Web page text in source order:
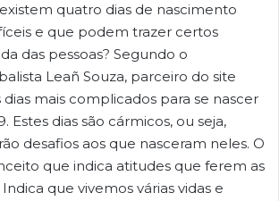
quatro dias de nascimento
e que podem trazer certos
das pessoas? Segundo o
Leañ Souza, parceiro do site
dias mais complicados para se nascer
Estes dias são cármicos, ou seja,
desafios aos que nasceram neles. O
que indica atitudes que ferem as
que vivemos várias vidas e